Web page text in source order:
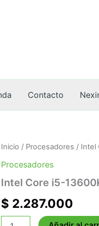
Contacto
Inicio / Procesadores / Intel
Procesadores
Intel Core i5-
$ 2.287.000
Intel
i5-
LGA1700
cantidad